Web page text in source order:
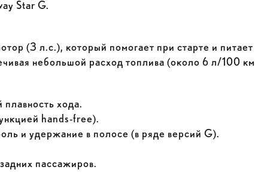
Star G.
(3 л.с.), который помогает при старте и питает
небольшой расход топлива (около 6 л/100 км
хода.
hands-free).
и удержание в полосе (в ряде версий G).
пассажиров.